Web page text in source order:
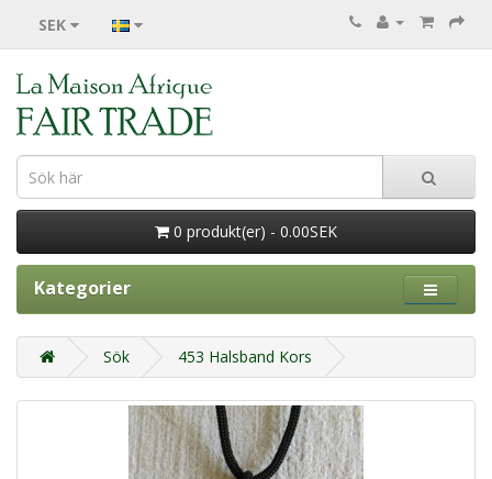
SEK
0 produkt(er) - 0.00SEK
Kategorier
Sök 453 Halsband Kors